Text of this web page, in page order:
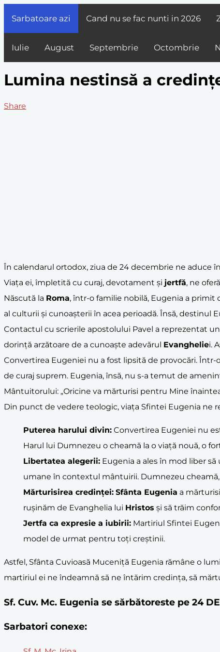
Sarbatoare azi Cand nu se fac nunti in 2026
Iulie August Septembrie Octombrie
Lumina nestinsă a
Share
În calendarul ortodox, ziua de 24 decembrie ne aduce
Viața ei, împletită cu curaj, devotament și jertfă, ne
Născută la Roma, într-o familie nobilă, Eugenia a primit
al culturii și cunoașterii în acea perioadă. Însă, destinul
Contactul cu scrierile apostolului Pavel a reprezentat
dorință arzătoare de a cunoaște adevărul Evangheliei.
Convertirea Eugeniei nu a fost lipsită de provocări.
de curaj suprem. Eugenia, însă, nu s-a temut de
Mântuitorului: „Oricine va mărturisi pentru Mine
Din punct de vedere teologic, viața Sfintei Eugenia ne
Puterea harului divin: Convertirea Eugeniei nu
Harul lui Dumnezeu o cheamă la o viață nouă, o
Libertatea alegerii: Eugenia a ales în mod liber să
umane în contextul mântuirii. Dumnezeu
Mărturisirea credinței: Sfânta Eugenia a
rușinăm de Evanghelia lui Hristos și să trăim
Jertfa ca expresie a iubirii: Martiriul Sfintei
model de urmat pentru toți creștinii.
Astfel, Sfânta Cuvioasă Muceniță Eugenia rămâne o
martiriul ei ne îndeamnă să ne întărim credința, să
Sf. Cuv. Mc. Eugenia se sărbătoreste pe 24
Sarbatori conexe: